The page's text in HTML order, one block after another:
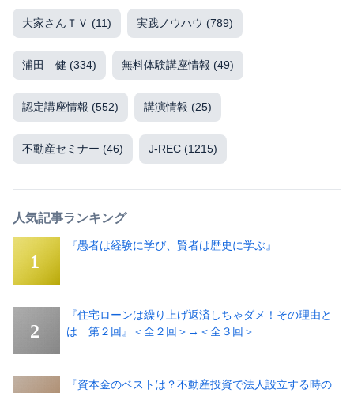
大家さんＴＶ (11) 実践ノウハウ (789)
浦田 健 (334) 無料体験講座情報 (49)
認定講座情報 (552) 講演情報 (25)
不動産セミナー (46) J-REC (1215)
人気記事ランキング
『愚者は経験に学び、賢者は歴史に学ぶ』
『住宅ローンは繰り上げ返済しちゃダメ！その理由と
は 第２回』＜全２回＞→＜全３回＞
『資本金のベストは？不動産投資で法人設立する時の